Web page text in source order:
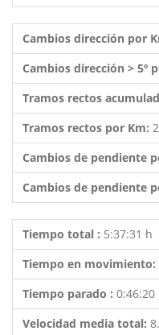
Cambios dirección por
Cambios dirección > 5º
Tramos rectos
Tramos rectos por Km:
Cambios de pendiente
Cambios de pendiente
Tiempo total : 5:37:31 h
Tiempo en movimiento:
Tiempo parado : 0:46:20
Velocidad media total: